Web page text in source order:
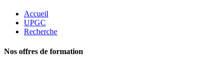
Accueil
UPGC
Recherche
Nos offres de formation